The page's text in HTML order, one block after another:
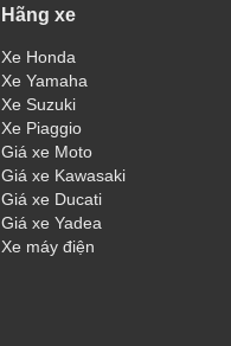
Hãng xe
Xe Honda
Xe Yamaha
Xe Suzuki
Xe Piaggio
Giá xe Moto
Giá xe Kawasaki
Giá xe Ducati
Giá xe Yadea
Xe máy điện